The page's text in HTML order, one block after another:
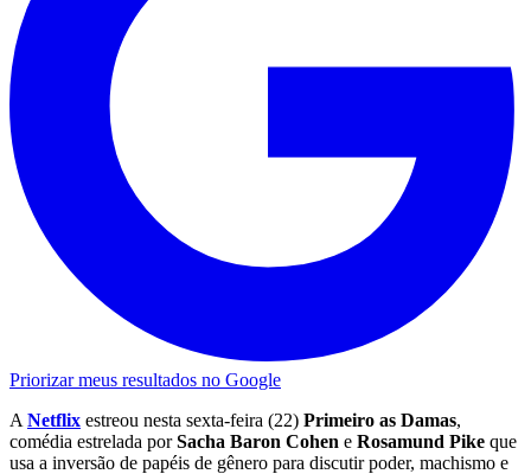
Priorizar meus resultados no Google
A Netflix estreou nesta sexta-feira (22) Primeiro as Damas,
comédia estrelada porSacha Baron Cohen e Rosamund Pike que
usa a inversão de papéis de gênero para discutir poder, machismo e